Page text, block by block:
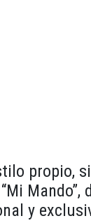
propio,
Mando”,
y